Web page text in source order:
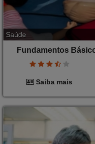
Saúde
Fundamentos
Saiba mais